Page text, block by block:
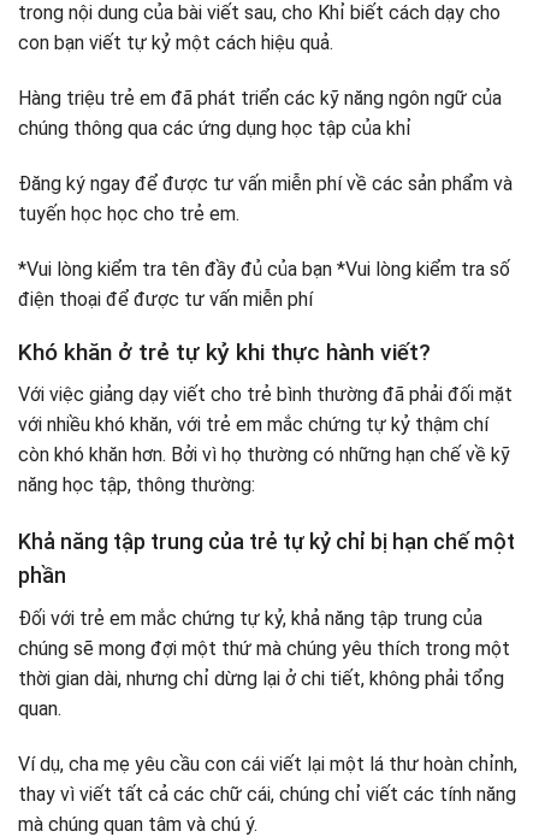
trong nội dung của bài viết sau, cho Khỉ biết cách dạy cho
con bạn viết tự kỷ một cách hiệu quả.
Hàng triệu trẻ em đã phát triển các kỹ năng ngôn ngữ của
chúng thông qua các ứng dụng học tập của khỉ
Đăng ký ngay để được tư vấn miễn phí về các sản phẩm và
tuyến học học cho trẻ em.
*Vui lòng kiểm tra tên đầy đủ của bạn *Vui lòng kiểm tra số
điện thoại để được tư vấn miễn phí
Khó khăn ở trẻ tự kỷ khi thực hành viết?
Với việc giảng dạy viết cho trẻ bình thường đã phải đối mặt
với nhiều khó khăn, với trẻ em mắc chứng tự kỷ thậm chí
còn khó khăn hơn. Bởi vì họ thường có những hạn chế về kỹ
năng học tập, thông thường:
Khả năng tập trung của trẻ tự kỷ chỉ bị hạn chế một
phần
Đối với trẻ em mắc chứng tự kỷ, khả năng tập trung của
chúng sẽ mong đợi một thứ mà chúng yêu thích trong một
thời gian dài, nhưng chỉ dừng lại ở chi tiết, không phải tổng
quan.
Ví dụ, cha mẹ yêu cầu con cái viết lại một lá thư hoàn chỉnh,
thay vì viết tất cả các chữ cái, chúng chỉ viết các tính năng
mà chúng quan tâm và chú ý.